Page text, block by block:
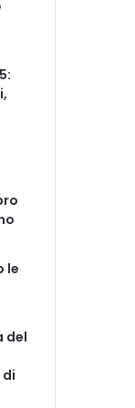
le
del